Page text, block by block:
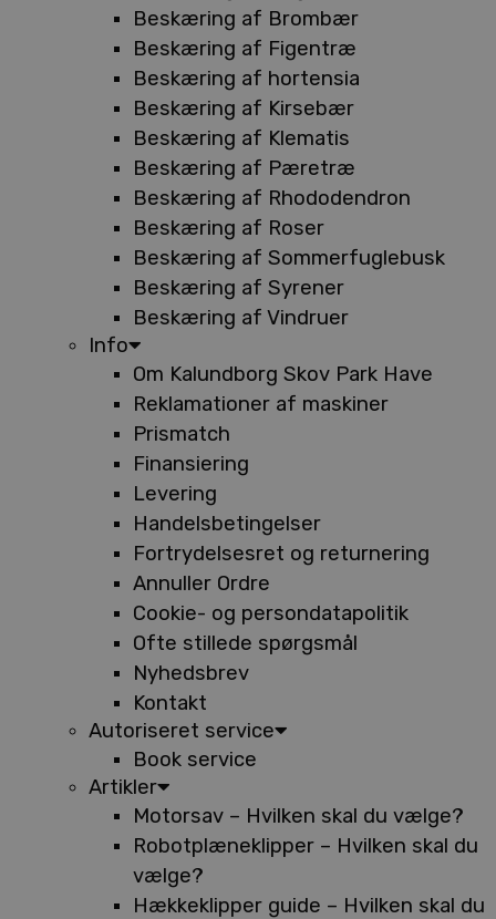
Beskæring af Brombær
Beskæring af Figentræ
Beskæring af hortensia
Beskæring af Kirsebær
Beskæring af Klematis
Beskæring af Pæretræ
Beskæring af Rhododendron
Beskæring af Roser
Beskæring af Sommerfuglebusk
Beskæring af Syrener
Beskæring af Vindruer
Info
Om Kalundborg Skov Park Have
Reklamationer af maskiner
Prismatch
Finansiering
Levering
Handelsbetingelser
Fortrydelsesret og returnering
Annuller Ordre
Cookie- og persondatapolitik
Ofte stillede spørgsmål
Nyhedsbrev
Kontakt
Autoriseret service
Book service
Artikler
Motorsav – Hvilken skal du vælge?
Robotplæneklipper – Hvilken skal du
vælge?
Hækkeklipper guide – Hvilken skal du